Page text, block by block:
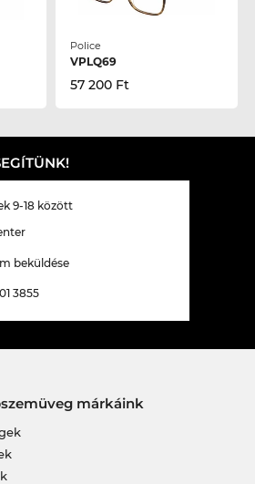
Police
VPLQ69
57 200 Ft
9-18 között
beküldése
3855
márkáink